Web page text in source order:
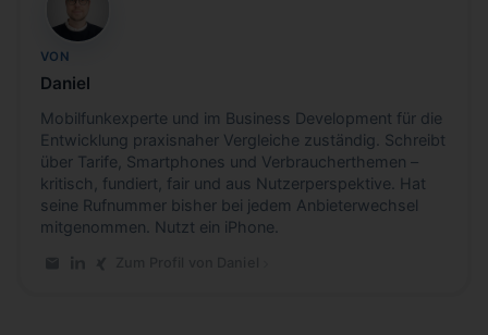
DH
VON
Daniel
Mobilfunkexperte und im Business Development für die
Entwicklung praxisnaher Vergleiche zuständig. Schreibt
über Tarife, Smartphones und Verbraucherthemen –
kritisch, fundiert, fair und aus Nutzerperspektive. Hat
seine Rufnummer bisher bei jedem Anbieterwechsel
mitgenommen. Nutzt ein iPhone.